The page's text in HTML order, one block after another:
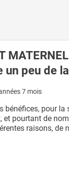
un peu de
7 mois
bénéfices, pour la
et pourtant de
raisons, de